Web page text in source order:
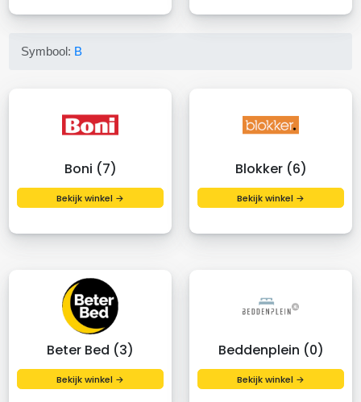
Symbool: B
Boni (7)
Bekijk winkel →
Blokker (6)
Bekijk winkel →
Beter Bed (3)
Bekijk winkel →
Beddenplein (0)
Bekijk winkel →